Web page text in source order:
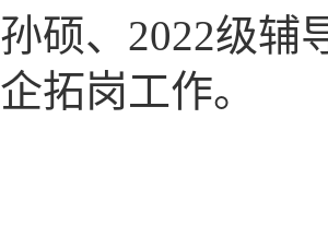
孙硕、2022级辅
企拓岗工作。